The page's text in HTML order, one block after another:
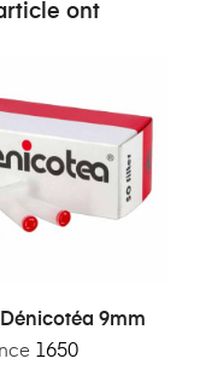
ont
Dénicotéa 9mm
1650